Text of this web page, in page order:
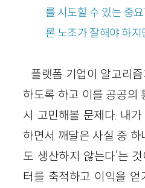
를 시도할 수 있는 중
론 노조가 잘해야 하지
플랫폼 기업이 알고리
하도록 하고 이를 공공의
시 고민해볼 문제다. 내
하면서 깨달은 사실 중 하
도 생산하지 않는다’는
터를 축적하고 이익을